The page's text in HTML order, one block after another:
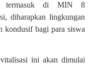
termasuk di MIN 8
diharapkan lingkungan
kondusif bagi para siswa
ini akan dimulai